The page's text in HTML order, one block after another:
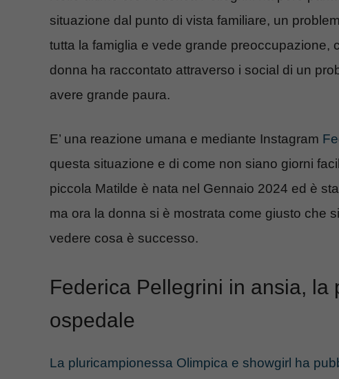
situazione dal punto di vista familiare, un
tutta la famiglia e vede grande preoccupazione,
donna ha raccontato attraverso i social di un
avere grande paura.
E’ una reazione umana e mediante Instagram
questa situazione e di come non siano giorni
piccola Matilde è nata nel Gennaio 2024 ed è
ma ora la donna si è mostrata come giusto che
vedere cosa è successo.
Federica Pellegrini in ansia, la
ospedale
La pluricampionessa Olimpica e showgirl ha